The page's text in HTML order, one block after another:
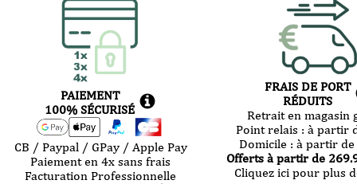
PAIEMENT
100% SÉCURISÉ
CB / Paypal / GPay / Apple Pay
Paiement en 4x sans frais
Facturation Professionnelle
FRAIS DE PORT
RÉDUITS
Retrait en magasin
Point relais : à partir
Domicile :à partir de
Offerts à partir de
Cliquez ici pour plus